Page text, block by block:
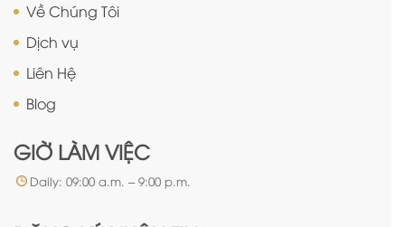
Về Chúng Tôi
Dịch vụ
Liên Hệ
Blog
GIỜ LÀM VIỆC
Daily: 09:00 a.m. – 9:00 p.m.